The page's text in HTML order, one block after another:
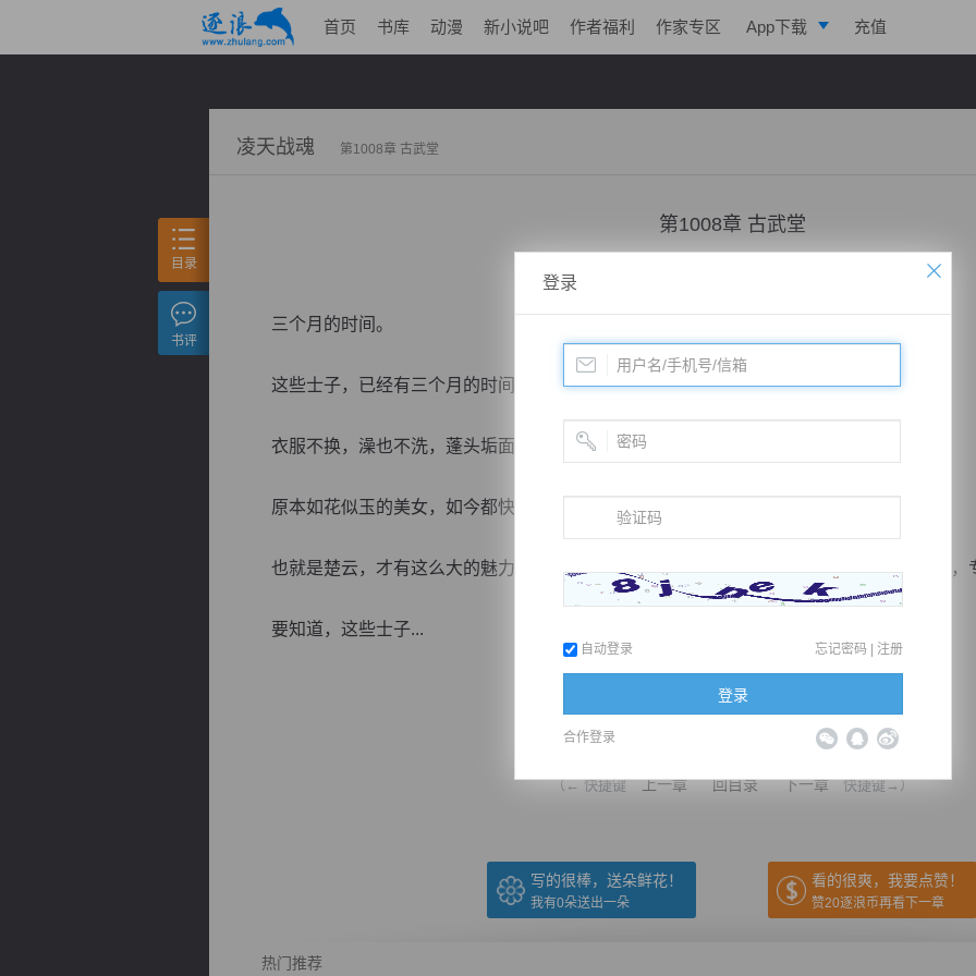
首页 书库 动漫 新小说吧 作者福利 作家专区 App下载 充值
凌天战魂 第1008章 古武堂
第1008章 古武堂
更新时间：2018-07-20 23:50 字数：2009
三个月的时间。
这些士子，已经有三个月的时间没有好好休息了。
衣服不换，澡也不洗，蓬头垢面不说，一身的汗渍都凝结成硬壳了。
原本如花似玉的美女，如今都快看不出模样了。
也就是楚云，才有这么大的魅力，如同磁铁般吸引着这些士子，让他们忘记平日里的琐事，
要知道，这些士子...
（← 快捷键 上一章 回目录 下一章 快捷键→）
写的很棒，送朵鲜花！
我有0朵送出一朵
看的很爽，我要点赞！
赞20逐浪币再看下一章
热门推荐
目录
书评
登录
自动登录 忘记密码 | 注册
登录
合作登录